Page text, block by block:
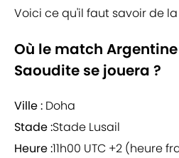
Voici ce qu'il faut savoir de
Où le match
Saoudite se jouera ?
Ville : Doha
Stade :Stade Lusail
Heure :11h00 UTC +2 (heure